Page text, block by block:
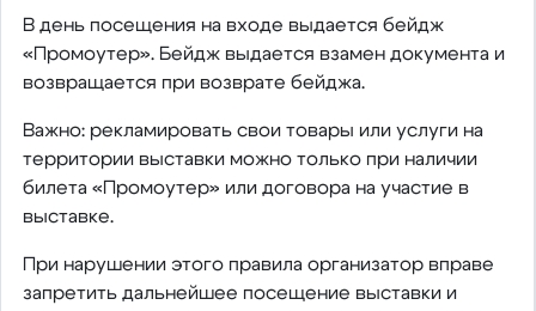
В день посещения на входе выдается бейдж
«Промоутер». Бейдж выдается взамен документа и
возвращается при возврате бейджа.
Важно: рекламировать свои товары или услуги на
территории выставки можно только при наличии
билета «Промоутер» или договора на участие в
выставке.
При нарушении этого правила организатор вправе
запретить дальнейшее посещение выставки и